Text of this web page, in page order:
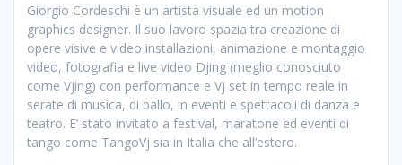
Giorgio Cordeschi è un artista visuale ed un motion
graphics designer. Il suo lavoro spazia tra creazione di
opere visive e video installazioni, animazione e montaggio
video, fotografia e live video Djing (meglio conosciuto
come Vjing) con performance e Vj set in tempo reale in
serate di musica, di ballo, in eventi e spettacoli di danza e
teatro. E’ stato invitato a festival, maratone ed eventi di
tango come TangoVj sia in Italia che all’estero.